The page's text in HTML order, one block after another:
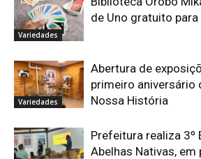
Variedades
de Uno gratuito
Variedades
Abertura de
primeiro aniversário
Nossa História
Prefeitura realiza 3º
Abelhas Nativas,